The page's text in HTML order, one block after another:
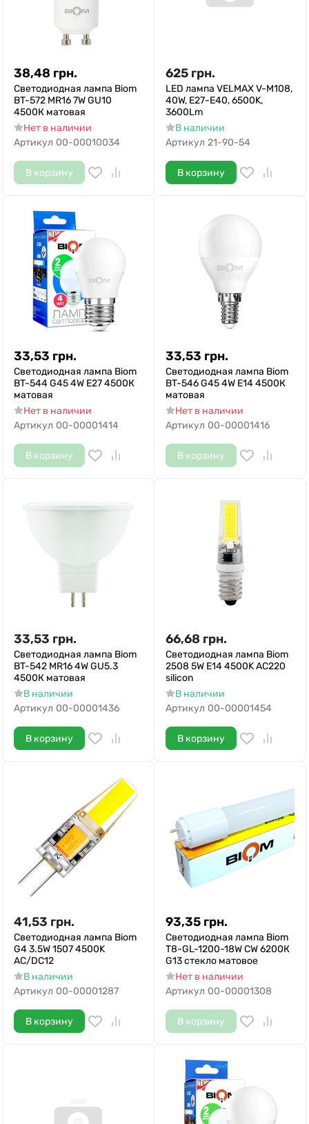
38,48 грн.
Светодиодная лампа Biom
BT-572 MR16 7W GU10
4500К матовая
Нет в наличии
Артикул 00-00010034
В корзину
625 грн.
LED лампа VELMAX V-M108,
40W, Е27-E40, 6500K,
3600Lm
В наличии
Артикул 21-90-54
В корзину
33,53 грн.
Светодиодная лампа Biom
BT-544 G45 4W E27 4500К
матовая
Нет в наличии
Артикул 00-00001414
В корзину
33,53 грн.
Светодиодная лампа Biom
BT-546 G45 4W E14 4500К
матовая
Нет в наличии
Артикул 00-00001416
В корзину
33,53 грн.
Светодиодная лампа Biom
BT-542 MR16 4W GU5.3
4500К матовая
В наличии
Артикул 00-00001436
В корзину
66,68 грн.
Светодиодная лампа Biom
2508 5W E14 4500K AC220
silicon
В наличии
Артикул 00-00001454
В корзину
41,53 грн.
Светодиодная лампа Biom
G4 3.5W 1507 4500K
AC/DC12
В наличии
Артикул 00-00001287
В корзину
93,35 грн.
Светодиодная лампа Biom
T8-GL-1200-18W CW 6200К
G13 стекло матовое
Нет в наличии
Артикул 00-00001308
В корзину